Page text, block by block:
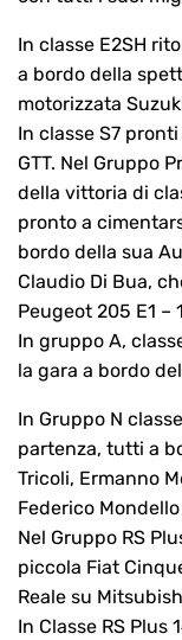
In classe E2SH
a bordo della
motorizzata
In classe S7
GTT. Nel Gruppo
della vittoria di
pronto a
bordo della sua
Claudio Di Bua,
Peugeot 205 E1 –
In gruppo A,
la gara a bordo
In Gruppo N
partenza, tutti a
Tricoli, Ermanno
Federico
Nel Gruppo RS
piccola Fiat
Reale su
In Classe RS Plus